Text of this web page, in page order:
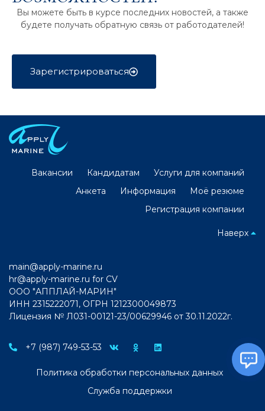
Вы можете быть в курсе последних новостей, а также
будете получать обратную связь от работодателей!
Зарегистрироваться
Вакансии Кандидатам
Услуги для компаний
Анкета
Информация
Моё резюме
Регистрация компании
Наверх
main@apply-marine.ru
hr@apply-marine.ru for CV
ООО "АППЛАЙ-МАРИН"
ИНН 2315222071, ОГРН 1212300049873
Лицензия № Л031-00121-23/00629946 от 30.11.2022г.
+7 (987) 749-53-53
Политика обработки персональных данных
Служба поддержки